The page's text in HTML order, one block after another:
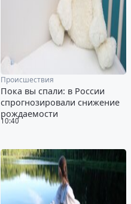
10:40
Происшествия
Пока вы спали: в России
спрогнозировали снижение
рождаемости